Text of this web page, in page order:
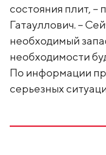
состояния плит, –
Гатауллович. –
необходимый
необходимости
По информации
серьезных